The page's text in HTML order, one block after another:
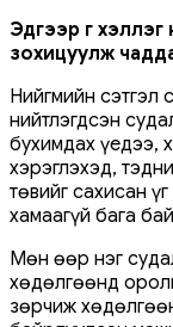
Эдгээр үг
зохицуулж
Нийгмийн сэтгэл
нийтлэгдсэн
бухимдах үедээ,
хэрэглэхэд,
төвийг сахисан
хамаагүй бага
Мөн өөр нэг
хөдөлгөөнд
зөрчиж